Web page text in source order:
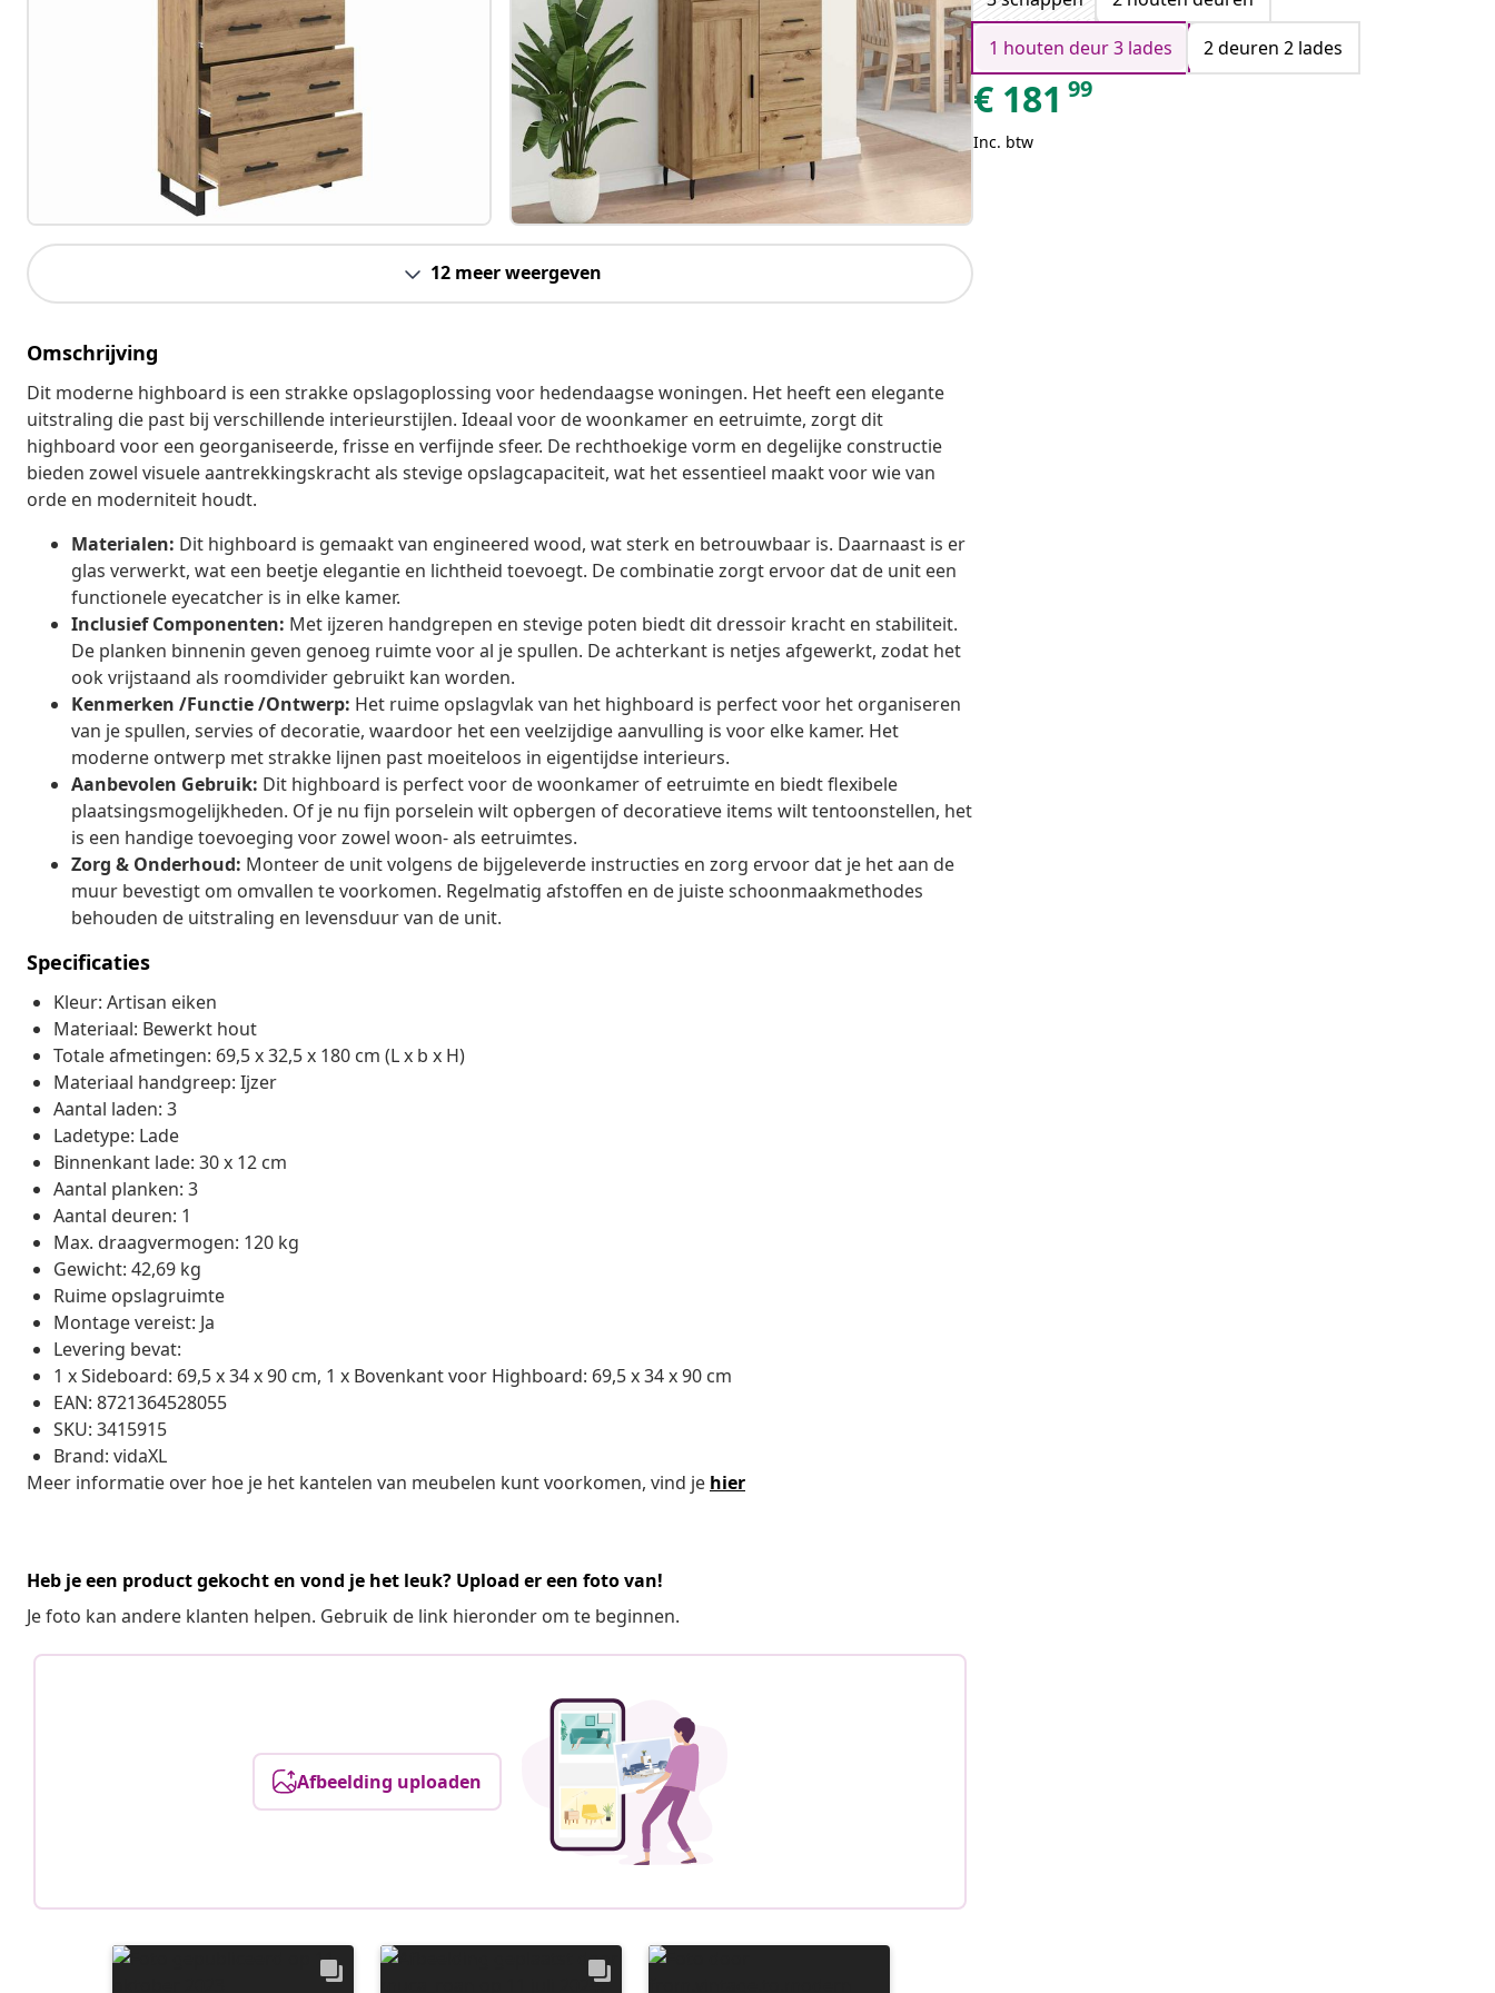
12 meer weergeven
Omschrijving
Dit moderne highboard is een strakke opslagoplossing voor hedendaagse woningen. Het heeft een elegante
uitstraling die past bij verschillende interieurstijlen. Ideaal voor de woonkamer en eetruimte, zorgt dit
highboard voor een georganiseerde, frisse en verfijnde sfeer. De rechthoekige vorm en degelijke constructie
bieden zowel visuele aantrekkingskracht als stevige opslagcapaciteit, wat het essentieel maakt voor wie van
orde en moderniteit houdt.
Materialen: Dit highboard is gemaakt van engineered wood, wat sterk en betrouwbaar is. Daarnaast is er
glas verwerkt, wat een beetje elegantie en lichtheid toevoegt. De combinatie zorgt ervoor dat de unit een
functionele eyecatcher is in elke kamer.
Inclusief Componenten: Met ijzeren handgrepen en stevige poten biedt dit dressoir kracht en stabiliteit.
De planken binnenin geven genoeg ruimte voor al je spullen. De achterkant is netjes afgewerkt, zodat het
ook vrijstaand als roomdivider gebruikt kan worden.
Kenmerken /Functie /Ontwerp: Het ruime opslagvlak van het highboard is perfect voor het organiseren
van je spullen, servies of decoratie, waardoor het een veelzijdige aanvulling is voor elke kamer. Het
moderne ontwerp met strakke lijnen past moeiteloos in eigentijdse interieurs.
Aanbevolen Gebruik: Dit highboard is perfect voor de woonkamer of eetruimte en biedt flexibele
plaatsingsmogelijkheden. Of je nu fijn porselein wilt opbergen of decoratieve items wilt tentoonstellen, het
is een handige toevoeging voor zowel woon- als eetruimtes.
Zorg & Onderhoud: Monteer de unit volgens de bijgeleverde instructies en zorg ervoor dat je het aan de
muur bevestigt om omvallen te voorkomen. Regelmatig afstoffen en de juiste schoonmaakmethodes
behouden de uitstraling en levensduur van de unit.
Specificaties
Kleur: Artisan eiken
Materiaal: Bewerkt hout
Totale afmetingen: 69,5 x 32,5 x 180 cm (L x b x H)
Materiaal handgreep: Ijzer
Aantal laden: 3
Ladetype: Lade
Binnenkant lade: 30 x 12 cm
Aantal planken: 3
Aantal deuren: 1
Max. draagvermogen: 120 kg
Gewicht: 42,69 kg
Ruime opslagruimte
Montage vereist: Ja
Levering bevat:
1 x Sideboard: 69,5 x 34 x 90 cm, 1 x Bovenkant voor Highboard: 69,5 x 34 x 90 cm
EAN: 8721364528055
SKU: 3415915
Brand: vidaXL
Meer informatie over hoe je het kantelen van meubelen kunt voorkomen, vind je hier
Heb je een product gekocht en vond je het leuk? Upload er een foto van!
Je foto kan andere klanten helpen. Gebruik de link hieronder om te beginnen.
Afbeelding uploaden
1 houten deur 3 lades
2 deuren 2 lades
€ 181 99
Inc. btw